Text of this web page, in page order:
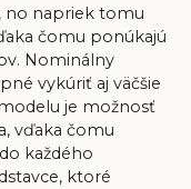
no napriek tomu
čomu ponúkajú
Nominálny
vykúriť aj väčšie
je možnosť
vďaka čomu
každého
ktoré